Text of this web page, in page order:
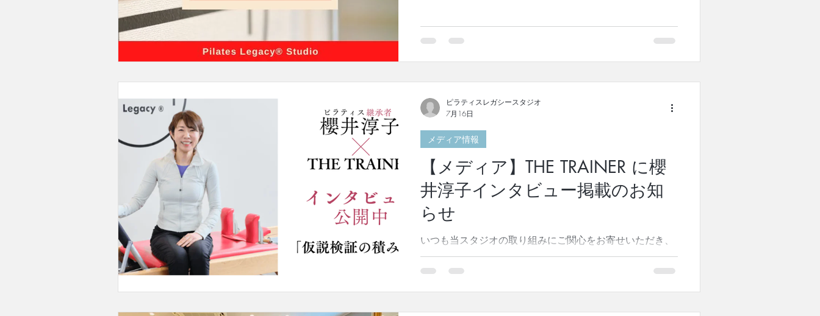
明会開催の為◆ 23日(日) 11:40以降 ◆ロリータズレガシ
31日(月) 終日 皆様には大変ご不便をおかけいたします
が、何卒ご理解の程お願い申し上げます。
===================== ★初心者の方でも安心して
ご参加いただける、プライベートレッスンがおすすめで
回 → 初回体験 ¥8,800(税込) →ご購入はこちら 上記のチ
ちら ★少人数制グループクラスが気になる方。 マシンク
ラスはパーソナルレッスンを3回以上受講の方にオススメ
です！ マットクラスは初めてでも、いつもパーソナルレッ
スンを受
【メディア】THE TRAINER に櫻
井淳子インタビュー掲載のお知
らせ
いつも当スタジオの取り組みにご関心をお寄せいただき、
ありがとうございます。 この度Pilates Legacy Studio代表の
櫻井淳子についての嬉しいご報告がございます。 ピラティ
で活躍する櫻井ですが、今回の記事では、ピラティスに出
メディア情報
ピラティスレガシースタジオ
7月16日